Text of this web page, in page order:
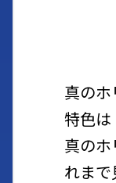
真のホ
特色は
真のホ
れまで